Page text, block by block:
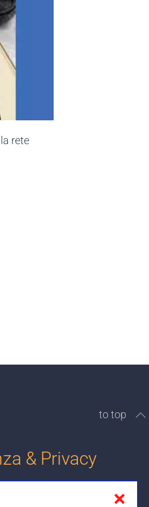
❌
rete
to top
& Privacy